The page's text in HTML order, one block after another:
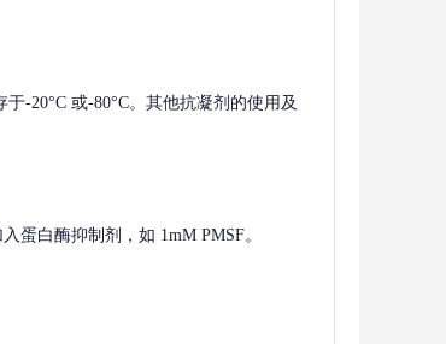
-20°C 或-80°C。其他抗凝剂的使用及
蛋白酶抑制剂，如 1mM PMSF。